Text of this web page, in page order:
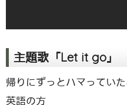
主題歌「Let it go」
帰りにずっとハマってい
英語の方